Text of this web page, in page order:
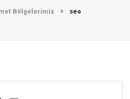
Bölgelerimiz seo